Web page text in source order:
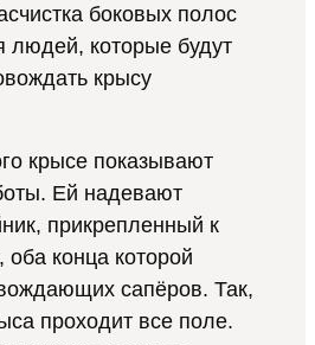
боковых полос
людей, которые будут
крысу
крысе показывают
Ей надевают
прикрепленный к
оба конца которой
сапёров. Так,
проходит все поле.